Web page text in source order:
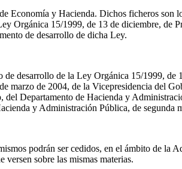
Economía y Hacienda. Dichos ficheros son
Orgánica 15/1999, de 13 de diciembre, de
de desarrollo de dicha Ley.
desarrollo de la Ley Orgánica 15/1999, de
marzo de 2004, de la Vicepresidencia del
Departamento de Hacienda y
y Administración Pública, de segunda
podrán ser cedidos, en el ámbito de la
sobre las mismas materias.